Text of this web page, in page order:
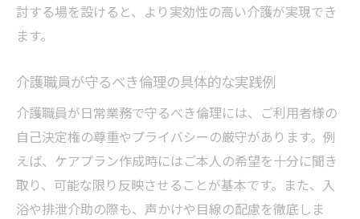
討する場を設けると、より実効性の高い介護が実現でき
ます。
介護職員が守るべき倫理の具体的な実践例
介護職員が日常業務で守るべき倫理には、ご利用者様の
自己決定権の尊重やプライバシーの厳守があります。例
えば、ケアプラン作成時にはご本人の希望を十分に聞き
取り、可能な限り反映させることが基本です。また、入
浴や排泄介助の際も、声かけや目線の配慮を徹底しま